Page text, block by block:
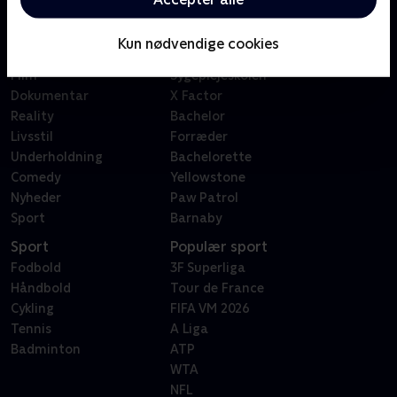
Kun nødvendige cookies
Kategorier
Film
Dokumentar
Reality
Livsstil
Underholdning
Comedy
Nyheder
Sport
Badehotellet
Sygeplejeskolen
X Factor
Bachelor
Forræder
Bachelorette
Yellowstone
Paw Patrol
Barnaby
Sport
Fodbold
Håndbold
Cykling
Tennis
Badminton
Populær sport
3F Superliga
Tour de France
FIFA VM 2026
A Liga
ATP
WTA
NFL